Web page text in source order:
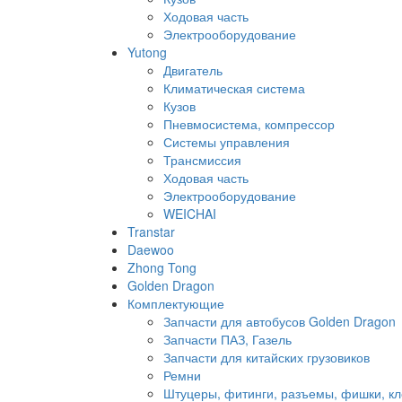
Ходовая часть
Электрооборудование
Yutong
Двигатель
Климатическая система
Кузов
Пневмосистема, компрессор
Системы управления
Трансмиссия
Ходовая часть
Электрооборудование
WEICHAI
Transtar
Daewoo
Zhong Tong
Golden Dragon
Комплектующие
Запчасти для автобусов Golden Dragon
Запчасти ПАЗ, Газель
Запчасти для китайских грузовиков
Ремни
Штуцеры, фитинги, разъемы, фишки,